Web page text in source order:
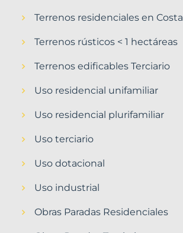
Terrenos residenciales en Costa
Terrenos rústicos < 1 hectáreas
Terrenos edificables Terciario
Uso residencial unifamiliar
Uso residencial plurifamiliar
Uso terciario
Uso dotacional
Uso industrial
Obras Paradas Residenciales